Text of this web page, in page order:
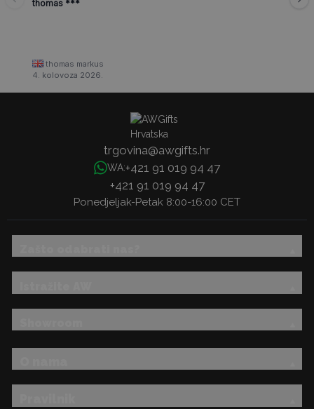
thomas ***
thomas markus
4. kolovoza 2026.
trgovina@awgifts.hr
WA:+421 91 019 94 47
+421 91 019 94 47
Ponedjeljak-Petak 8:00-16:00 CET